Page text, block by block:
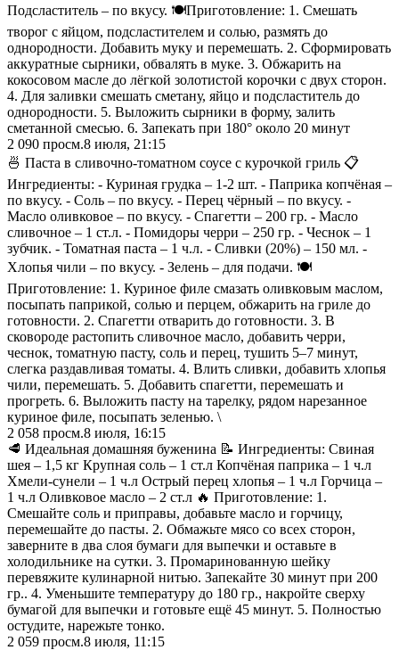
Подсластитель – по вкусу. 🍽️Приготовление: 1. Смешать
творог с яйцом, подсластителем и солью, размять до
однородности. Добавить муку и перемешать. 2. Сформировать
аккуратные сырники, обвалять в муке. 3. Обжарить на
кокосовом масле до лёгкой золотистой корочки с двух сторон.
4. Для заливки смешать сметану, яйцо и подсластитель до
однородности. 5. Выложить сырники в форму, залить
сметанной смесью. 6. Запекать при 180° около 20 минут
2 090 просм.8 июля, 21:15
🍜 Паста в сливочно-томатном соусе с курочкой гриль 📋
Ингредиенты: - Куриная грудка – 1-2 шт. - Паприка копчёная –
по вкусу. - Соль – по вкусу. - Перец чёрный – по вкусу. -
Масло оливковое – по вкусу. - Спагетти – 200 гр. - Масло
сливочное – 1 ст.л. - Помидоры черри – 250 гр. - Чеснок – 1
зубчик. - Томатная паста – 1 ч.л. - Сливки (20%) – 150 мл. -
Хлопья чили – по вкусу. - Зелень – для подачи. 🍽️
Приготовление: 1. Куриное филе смазать оливковым маслом,
посыпать паприкой, солью и перцем, обжарить на гриле до
готовности. 2. Спагетти отварить до готовности. 3. В
сковороде растопить сливочное масло, добавить черри,
чеснок, томатную пасту, соль и перец, тушить 5–7 минут,
слегка раздавливая томаты. 4. Влить сливки, добавить хлопья
чили, перемешать. 5. Добавить спагетти, перемешать и
прогреть. 6. Выложить пасту на тарелку, рядом нарезанное
куриное филе, посыпать зеленью. \
2 058 просм.8 июля, 16:15
🥩 Идеальная домашняя буженина 📝 Ингредиенты: Свиная
шея – 1,5 кг Крупная соль – 1 ст.л Копчёная паприка – 1 ч.л
Хмели-сунели – 1 ч.л Острый перец хлопья – 1 ч.л Горчица –
1 ч.л Оливковое масло – 2 ст.л 🔥 Приготовление: 1.
Смешайте соль и приправы, добавьте масло и горчицу,
перемешайте до пасты. 2. Обмажьте мясо со всех сторон,
заверните в два слоя бумаги для выпечки и оставьте в
холодильнике на сутки. 3. Промаринованную шейку
перевяжите кулинарной нитью. Запекайте 30 минут при 200
гр.. 4. Уменьшите температуру до 180 гр., накройте сверху
бумагой для выпечки и готовьте ещё 45 минут. 5. Полностью
остудите, нарежьте тонко.
2 059 просм.8 июля, 11:15